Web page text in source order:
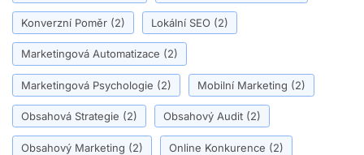
Konverzní Poměr (2) Lokální SEO (2)
Marketingová Automatizace (2)
Marketingová Psychologie (2) Mobilní Marketing (2)
Obsahová Strategie (2) Obsahový Audit (2)
Obsahový Marketing (2) Online Konkurence (2)